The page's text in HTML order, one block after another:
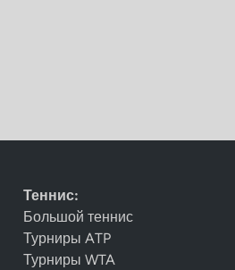
Теннис:
Большой теннис
Турниры ATP
Турниры WTA